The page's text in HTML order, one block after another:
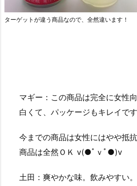
ターゲットが違う商品なので、全然違います！
マギー：この商品は完全に女性
白くて、パッケージもキレイで
今までの商品は女性にはやや抵
商品は全然ＯＫ v(●ﾟｖﾟ●)v
土田：爽やかな味。飲みやすい